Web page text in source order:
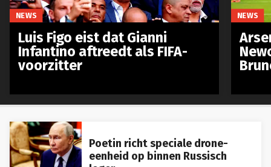
eenheid op binnen Russisch
leger
NEWS
Luis Figo eist dat Gianni
Infantino aftreedt als FIFA-
voorzitter
NEWS